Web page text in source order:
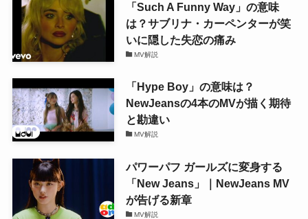
「Such A Funny Way」の意味
は？サブリナ・カーペンターが笑
いに隠した失恋の痛み
MV解説
「Hype Boy」の意味は？
NewJeansの4本のMVが描く期待
と勘違い
MV解説
パワーパフ ガールズに変身する
「New Jeans」｜NewJeans MV
が告げる新章
MV解説